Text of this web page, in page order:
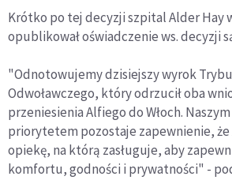
Krótko po tej decyzji szpital Alder Hay
opublikował oświadczenie ws. decyzji
"Odnotowujemy dzisiejszy wyrok
Odwoławczego, który odrzucił oba
przeniesienia Alfiego do Włoch.
priorytetem pozostaje zapewnienie,
opiekę, na którą zasługuje, aby
komfortu, godności i prywatności" -